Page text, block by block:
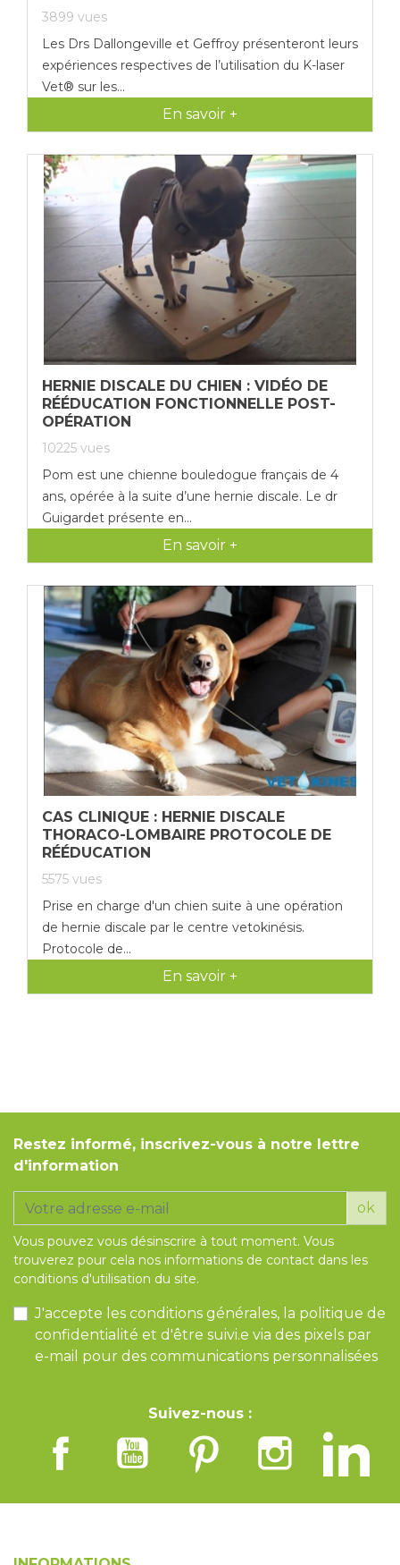
3899 vues
Les Drs Dallongeville et Geffroy présenteront leurs
expériences respectives de l’utilisation du K-laser
Vet® sur les...
En savoir +
HERNIE DISCALE DU CHIEN : VIDÉO DE
RÉÉDUCATION FONCTIONNELLE POST-
OPÉRATION
10225 vues
Pom est une chienne bouledogue français de 4
ans, opérée à la suite d’une hernie discale. Le dr
Guigardet présente en...
En savoir +
CAS CLINIQUE : HERNIE DISCALE
THORACO-LOMBAIRE PROTOCOLE DE
RÉÉDUCATION
5575 vues
Prise en charge d'un chien suite à une opération
de hernie discale par le centre vetokinésis.
Protocole de...
En savoir +
Restez informé, inscrivez-vous à notre lettre
d'information
ok
Vous pouvez vous désinscrire à tout moment. Vous
trouverez pour cela nos informations de contact dans les
conditions d'utilisation du site.
J'accepte les conditions générales, la politique de
confidentialité et d'être suivi.e via des pixels par
e-mail pour des communications personnalisées
Suivez-nous :